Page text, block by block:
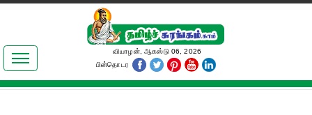
இலக்கியங்கள்
தமிழ் உலகம்
வியாழன், ஆகஸ்டு 06, 2026
பின்தொடர